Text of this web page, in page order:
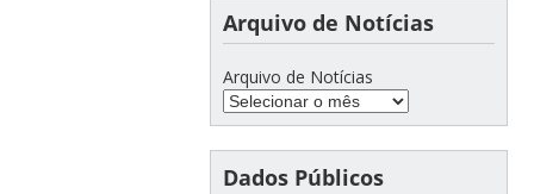
Arquivo de Notícias
Arquivo de Notícias
Dados Públicos